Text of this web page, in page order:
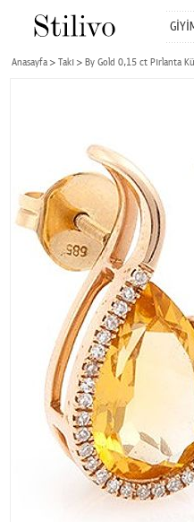
Anasayfa Takı By Gold 0,15 ct Pırlanta